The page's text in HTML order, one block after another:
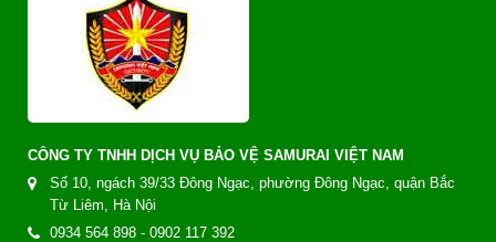
CÔNG TY TNHH DỊCH VỤ BẢO VỆ SAMURAI VIỆT NAM
Số 10, ngách 39/33 Đông Ngạc, phường Đông Ngạc, quận Bắc
Từ Liêm, Hà Nội
0934 564 898 - 0902 117 392